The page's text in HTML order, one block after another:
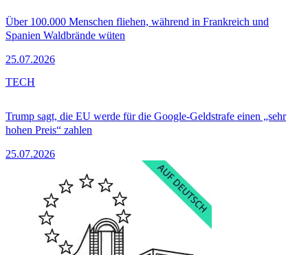
Über 100.000 Menschen fliehen, während in Frankreich und
Spanien Waldbrände wüten
25.07.2026
Trump sagt, die EU werde für die Google-Geldstrafe einen „sehr
hohen Preis“ zahlen
25.07.2026
TECH